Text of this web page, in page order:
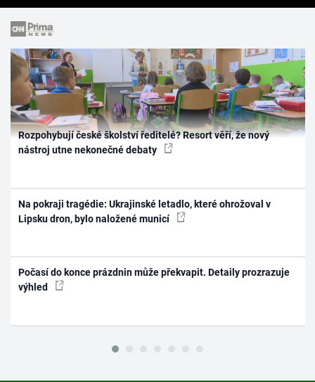
Rozpohybují české školství ředitelé? Resort věří, že nový
nástroj utne nekonečné debaty
Na pokraji tragédie: Ukrajinské letadlo, které ohrožoval v
Lipsku dron, bylo naložené municí
Počasí do konce prázdnin může překvapit. Detaily prozrazuje
výhled